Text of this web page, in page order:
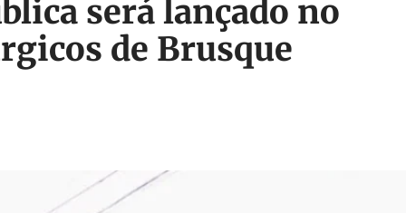
será lançado no
de Brusque